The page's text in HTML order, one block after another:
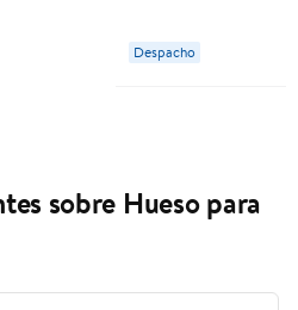
Buddy Pet
Despacho
sobre Hueso para